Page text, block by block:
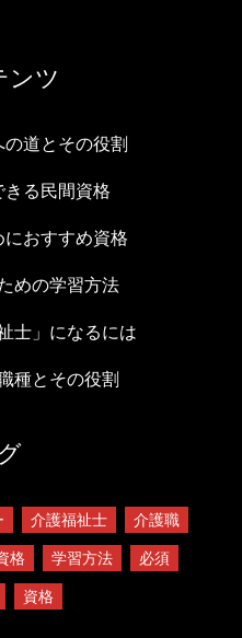
ンツ
道とその役割
る民間資格
おすすめ資格
めの学習方法
士」になるには
種とその役割
介護福祉士
介護職
格 学習方法
必須
資格